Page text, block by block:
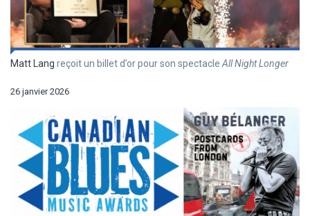
Matt Lang reçoit un billet d’or pour son spectacleAll Night Longer
26 janvier 2026